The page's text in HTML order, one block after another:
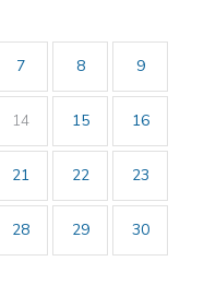
7 8 9
14 15 16
21 22 23
28 29 30